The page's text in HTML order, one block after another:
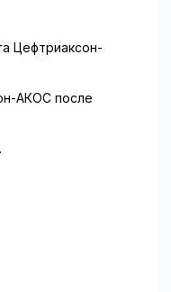
Цефтриаксон-
АКОС после